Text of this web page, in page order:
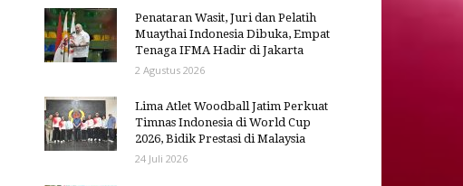
Penataran Wasit, Juri dan Pelatih
Muaythai Indonesia Dibuka, Empat
Tenaga IFMA Hadir di Jakarta
2 Agustus 2026
Lima Atlet Woodball Jatim Perkuat
Timnas Indonesia di World Cup
2026, Bidik Prestasi di Malaysia
24 Juli 2026